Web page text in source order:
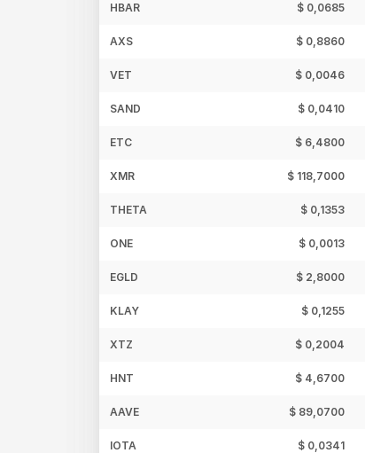
HBAR $ 0,0685
AXS $ 0,8860
VET $ 0,0046
SAND $ 0,0410
ETC $ 6,4800
XMR $ 118,7000
THETA $ 0,1353
ONE $ 0,0013
EGLD $ 2,8000
KLAY $ 0,1255
XTZ $ 0,2004
HNT $ 4,6700
AAVE $ 89,0700
IOTA $ 0,0341